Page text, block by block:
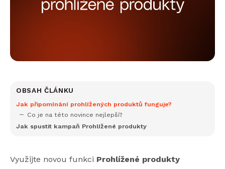
OBSAH ČLÁNKU
Jak připomínání prohlížených produktů funguje?
Co je na této novince nejlepší?
Jak spustit kampaň Prohlížené produkty
Využijte novou funkci Prohlížené produkty